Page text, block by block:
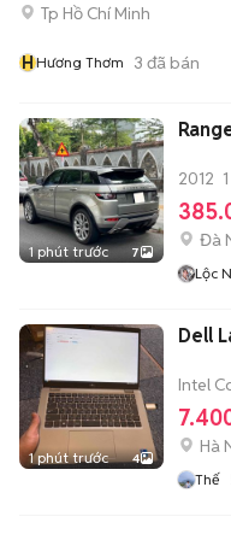
Tp Hồ Chí Minh
HHương Thơm 3 đã bán
1 phút trước 7
2012
Đà
Lộc
1 phút trước 4
Dell
Intel
Hà
Thế